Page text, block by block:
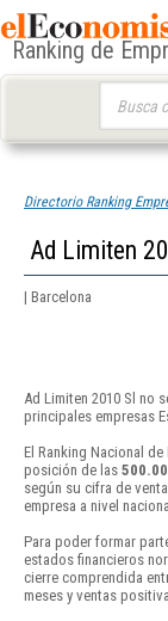
Ranking de
Directorio Ranking
Ad Limiten
| Barcelona
Ad Limiten 2010 Sl no
principales empresas
El Ranking Nacional
posición de las
según su cifra de
empresa a nivel
Para poder formar
estados financieros
cierre comprendida
meses y ventas